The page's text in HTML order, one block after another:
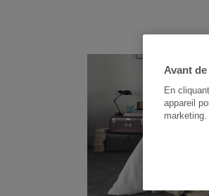
Avant
En
appareil
marketing.